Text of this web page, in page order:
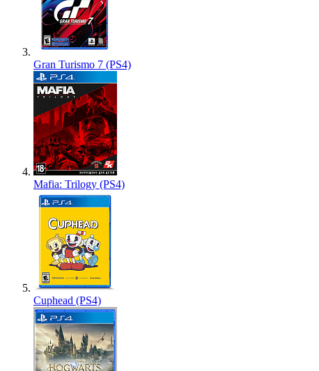
Gran Turismo 7 (PS4)
Mafia: Trilogy (PS4)
Cuphead (PS4)